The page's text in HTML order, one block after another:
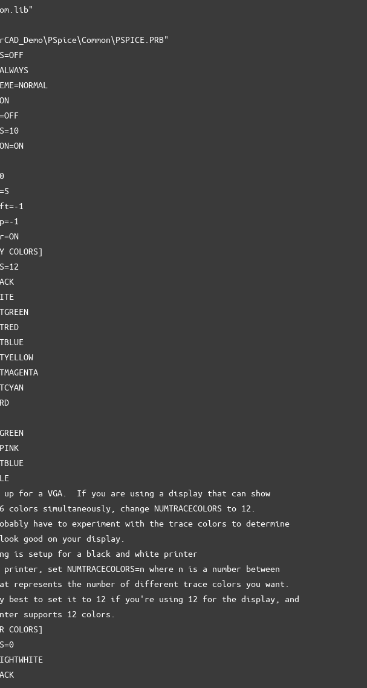
1
1
COLORS]
for a VGA.  If you are using a display that can show
simultaneously, change NUMTRACECOLORS to 12.
have to experiment with the trace colors to determine
good on your display.
is setup for a black and white printer
set NUMTRACECOLORS=n where n is a number between
represents the number of different trace colors you want.
best to set it to 12 if you're using 12 for the display, and
supports 12 colors.
COLORS]